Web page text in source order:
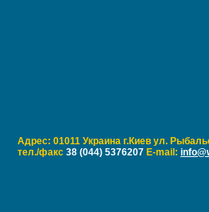
Адрес: 01011 Украина г.Киев ул.
тел./факс 38 (044) 5376207 E-mail: